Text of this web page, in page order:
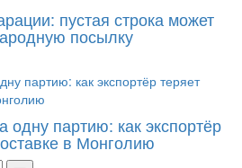
пустая строка может
посылку
одну партию: как экспортёр
в Монголию